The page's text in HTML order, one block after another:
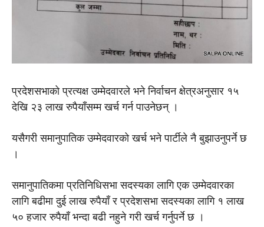
प्रदेशसभाको प्रत्यक्ष उम्मेदवारले भने निर्वाचन क्षेत्रअनुसार १५
देखि २३ लाख रुपैयाँसम्म खर्च गर्न पाउनेछन् ।
यसैगरी समानुपातिक उम्मेदवारको खर्च भने पार्टीले नै बुझाउनुपर्ने छ
।
समानुपातिकमा प्रतिनिधिसभा सदस्यका लागि एक उम्मेदवारका
लागि बढीमा दुई लाख रुपैयाँ र प्रदेशसभा सदस्यका लागि १ लाख
५० हजार रुपैयाँ भन्दा बढी नहुने गरी खर्च गर्नुपर्ने छ ।